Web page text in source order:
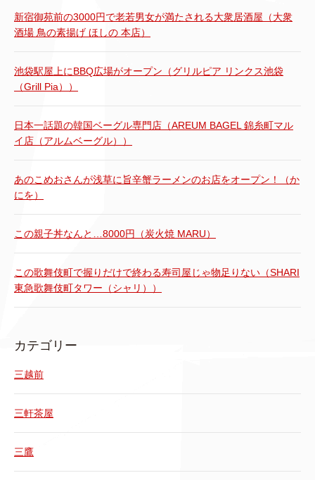
新宿御苑前の3000円で老若男女が満たされる大衆居酒屋（大衆
酒場 鳥の素揚げ ほしの 本店）
池袋駅屋上にBBQ広場がオープン（グリルピア リンクス池袋
（Grill Pia））
日本一話題の韓国ベーグル専門店（AREUM BAGEL 錦糸町マル
イ店（アルムベーグル））
あのこめおさんが浅草に旨辛蟹ラーメンのお店をオープン！（か
にを）
この親子丼なんと…8000円（炭火焼 MARU）
この歌舞伎町で握りだけで終わる寿司屋じゃ物足りない（SHARI
東急歌舞伎町タワー（シャリ））
カテゴリー
三越前
三軒茶屋
三鷹